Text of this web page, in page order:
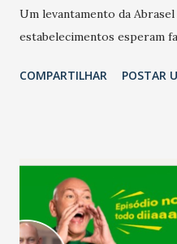
Um levantamento da
estabelecimentos esperam
relação ao último trimestre
confraternizações de fim
Salário para um número
país tem a menor taxa de
COMPARTILHAR POSTAR